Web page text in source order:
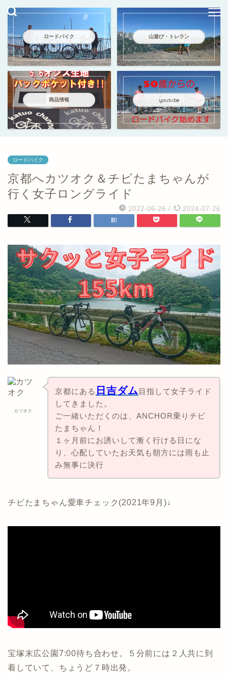
ロードバイク 山遊び・トレラン
商品情報 youtube
ロードバイク
京都へカツオク＆チビたまちゃんが
行く女子ロングライド
2022-06-26 / 2024-07-26
カツオク
京都にある 日吉ダム 目指して女子ライド
してきました。
ご一緒いただくのは、ANCHOR乗りチビ
たまちゃん！
１ヶ月前にお誘いして漸く行ける日にな
り、心配していたお天気も朝方には雨も止
み無事に決行
チビたまちゃん愛車チェック(2021年9月)↓
宝塚末広公園7:00待ち合わせ。５分前には２人共に到
着していて、ちょうど７時出発。